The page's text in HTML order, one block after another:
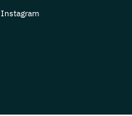
Instagram